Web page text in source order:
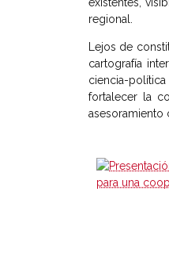
regional.
Lejos de
cartografía
ciencia-
fortalecer la
asesoramiento